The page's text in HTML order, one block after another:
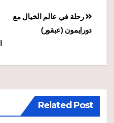
تصفّح
المقالات
رحلة في عالم الخيال مع
دورايمون (عبقور)
Related Post